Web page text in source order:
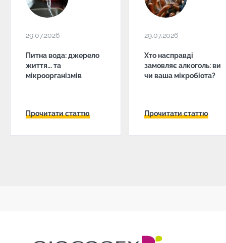
29.07.2026
Питна вода: джерело
життя... та
мікроорганізмів
Прочитати статтю
29.07.2026
Хто насправді
замовляє алкоголь: ви
чи ваша мікробіота?
Прочитати статтю